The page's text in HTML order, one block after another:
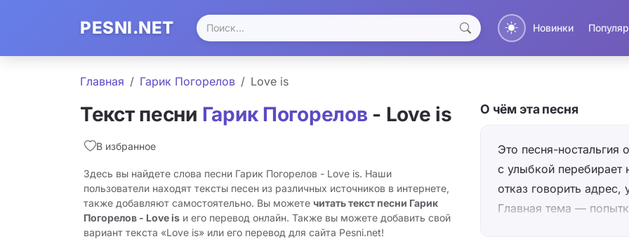
PESNI.NET Новинки
Главная Гарик Погорелов Love is
Текст песни Гарик Погорелов - Love is
В избранное
Здесь вы найдете слова песни Гарик Погорелов - Love is. Наши
пользователи находят тексты песен из различных источников в интернете,
также добавляют самостоятельно. Вы можете читать текст песни Гарик
Погорелов - Love is и его перевод онлайн. Также вы можете добавить свой
вариант текста «Love is» или его перевод для сайта Pesni.net!
О чём эта песня
Это песня-ностальгия
с улыбкой перебирает
отказ говорить
Главная тема —